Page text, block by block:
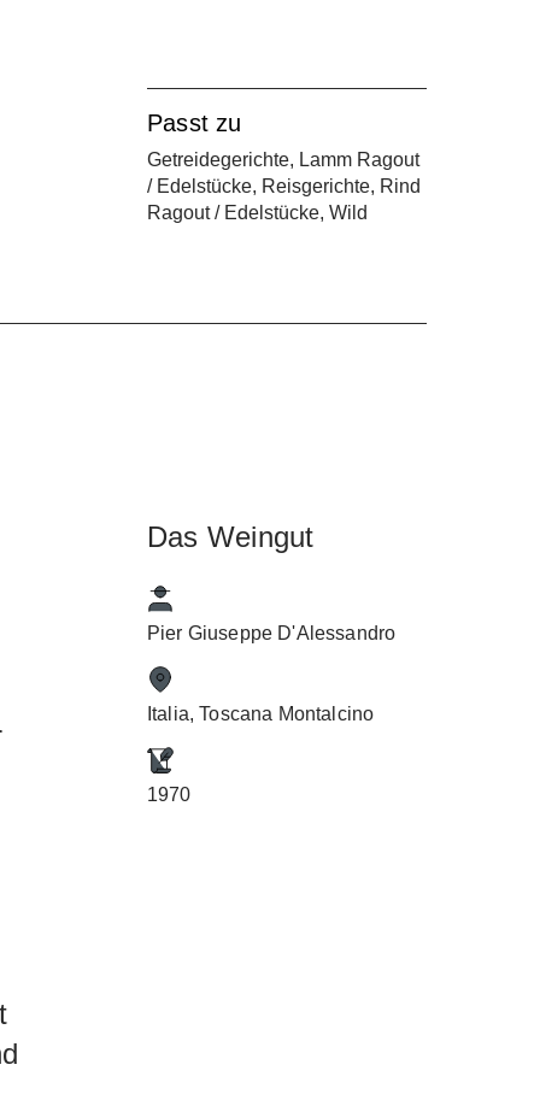
Passt zu
Getreidegerichte, Lamm Ragout
/ Edelstücke, Reisgerichte, Rind
Ragout / Edelstücke, Wild
Das Weingut
Pier Giuseppe D'Alessandro
Italia, Toscana Montalcino
1970